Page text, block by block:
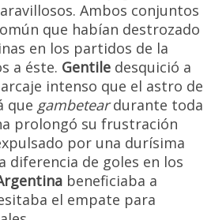
Ambos conjuntos
que habían destrozado
en los partidos de la
a éste. Gentile desquició a
intenso que el astro de
que gambeteardurante toda
prolongó su frustración
por una durísima
diferencia de goles en los
beneficiaba a
el empate para